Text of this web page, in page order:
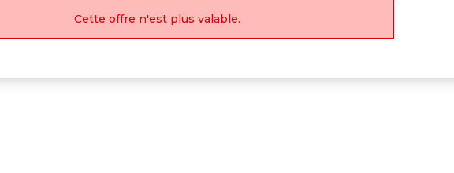
Cette offre n'est plus valable.